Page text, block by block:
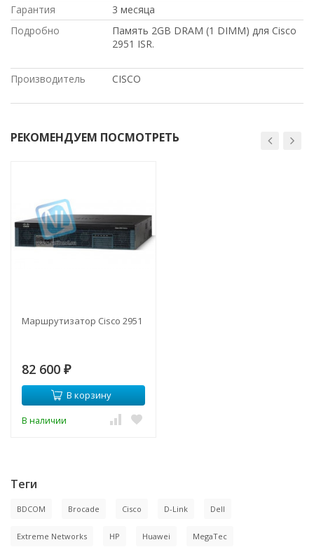
Гарантия
3 месяца
Подробно
Память 2GB DRAM (1 DIMM) для Cisco
2951 ISR.
Производитель CISCO
РЕКОМЕНДУЕМ ПОСМОТРЕТЬ
Маршрутизатор Cisco 2951
82 600 ₽
В корзину
В наличии
Теги
BDCOM Brocade Cisco D-Link Dell
Extreme Networks HP Huawei MegaTec